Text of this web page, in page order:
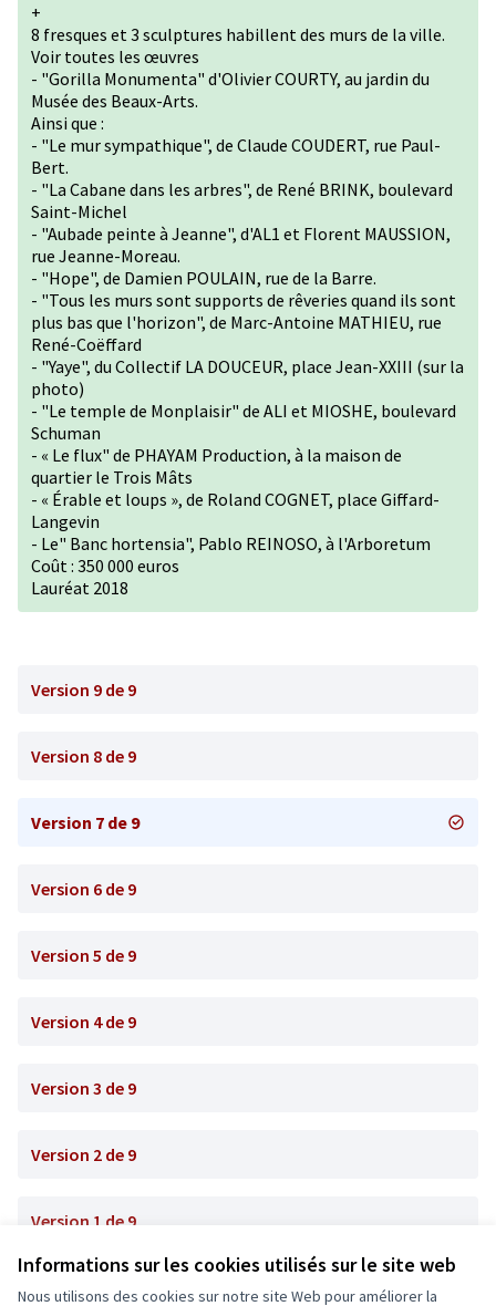
Informations sur les cookies utilisés sur le site web
Nous utilisons des cookies sur notre site Web pour améliorer la
+
8 fresques et 3 sculptures habillent des murs de la ville.
Voir toutes les œuvres
- "Gorilla Monumenta" d'Olivier COURTY, au jardin du
Musée des Beaux-Arts.
Ainsi que :
- "Le mur sympathique", de Claude COUDERT, rue Paul-
Bert.
- "La Cabane dans les arbres", de René BRINK, boulevard
Saint-Michel
- "Aubade peinte à Jeanne", d'AL1 et Florent MAUSSION,
rue Jeanne-Moreau.
- "Hope", de Damien POULAIN, rue de la Barre.
- "Tous les murs sont supports de rêveries quand ils sont
plus bas que l'horizon", de Marc-Antoine MATHIEU, rue
René-Coëffard
- "Yaye", du Collectif LA DOUCEUR, place Jean-XXIII (sur la
photo)
- "Le temple de Monplaisir" de ALI et MIOSHE, boulevard
Schuman
- « Le flux" de PHAYAM Production, à la maison de
quartier le Trois Mâts
- « Érable et loups », de Roland COGNET, place Giffard-
Langevin
- Le" Banc hortensia", Pablo REINOSO, à l'Arboretum
Coût : 350 000 euros
Lauréat 2018
Version 9 de 9
Version 8 de 9
Version 7 de 9
Version 6 de 9
Version 5 de 9
Version 4 de 9
Version 3 de 9
Version 2 de 9
Version 1 de 9
Conditions d'utilisation